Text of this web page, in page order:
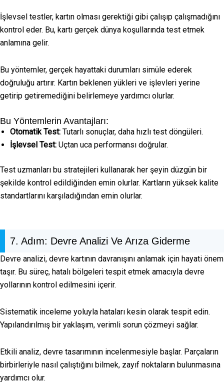
İşlevsel testler, kartın olması gerektiği gibi çalışıp çalışmadığını
kontrol eder. Bu, kartı gerçek dünya koşullarında test etmek
anlamına gelir.
Bu yöntemler, gerçek hayattaki durumları simüle ederek
doğruluğu artırır. Kartın beklenen yükleri ve işlevleri yerine
getirip getiremediğini belirlemeye yardımcı olurlar.
Bu Yöntemlerin Avantajları:
Otomatik Test: Tutarlı sonuçlar, daha hızlı test döngüleri.
İşlevsel Test: Uçtan uca performansı doğrular.
Test uzmanları bu stratejileri kullanarak her şeyin düzgün bir
şekilde kontrol edildiğinden emin olurlar. Kartların yüksek kalite
standartlarını karşıladığından emin olurlar.
7. Adım: Devre Analizi Ve Arıza Giderme
Devre analizi, devre kartının davranışını anlamak için hayati önem
taşır. Bu süreç, hatalı bölgeleri tespit etmek amacıyla devre
yollarının kontrol edilmesini içerir.
Sistematik inceleme yoluyla hataları kesin olarak tespit edin.
Yapılandırılmış bir yaklaşım, verimli sorun çözmeyi sağlar.
Etkili analiz, devre tasarımının incelenmesiyle başlar. Parçaların
birbirleriyle nasıl çalıştığını bilmek, zayıf noktaların bulunmasına
yardımcı olur.